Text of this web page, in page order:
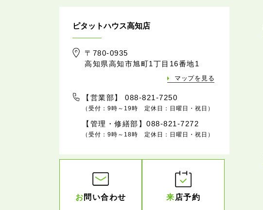
ピタットハウス高知店
〒780-0935
高知県高知市旭町1丁目16番地1
マップを見る
【営業部】 088-821-7250
（受付：9時～19時 定休日：日曜日・祝日）
【管理・修繕部】088-821-7272
（受付：9時～18時 定休日：日曜日・祝日）
お問い合わせ 来 店予約